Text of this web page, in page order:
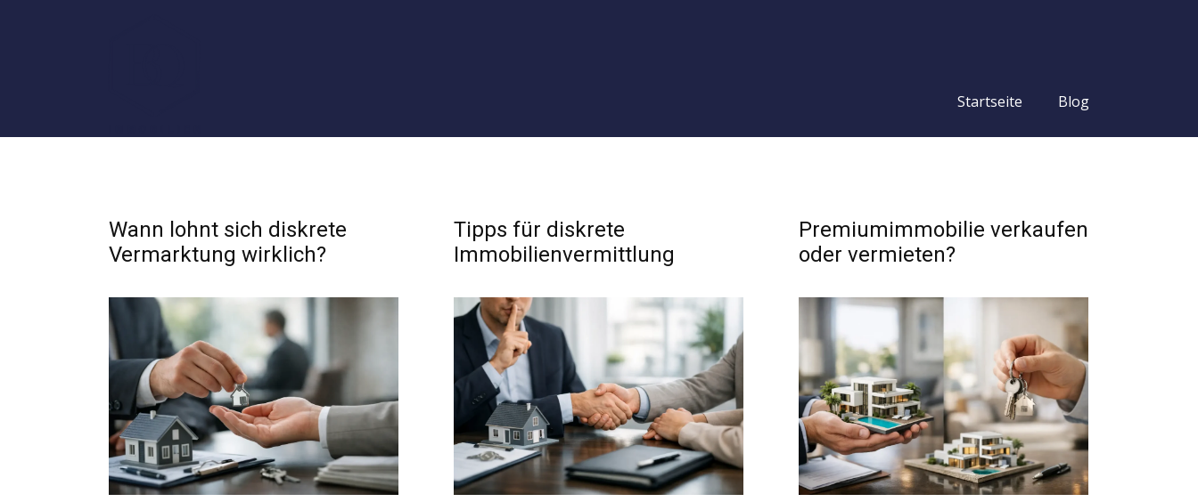
Startseite Blog
Wann lohnt sich diskrete
Vermarktung wirklich?
Tipps für diskrete
Immobilienvermittlung
Premiumimmobilie verkaufen
oder vermieten?